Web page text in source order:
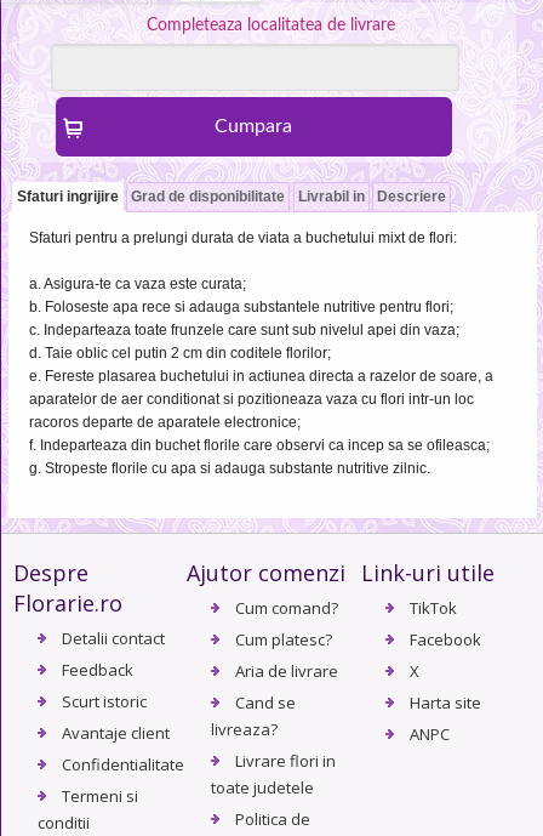
Completeaza localitatea de livrare
Sfaturi ingrijire Grad de disponibilitate Livrabil in Descriere
Sfaturi pentru a prelungi durata de viata a buchetului mixt de flori:
a. Asigura-te ca vaza este curata;
b. Foloseste apa rece si adauga substantele nutritive pentru flori;
c. Indeparteaza toate frunzele care sunt sub nivelul apei din vaza;
d. Taie oblic cel putin 2 cm din coditele florilor;
e. Fereste plasarea buchetului in actiunea directa a razelor de soare, a
aparatelor de aer conditionat si pozitioneaza vaza cu flori intr-un loc
racoros departe de aparatele electronice;
f. Indeparteaza din buchet florile care observi ca incep sa se ofileasca;
g. Stropeste florile cu apa si adauga substante nutritive zilnic.
Despre
Florarie.ro
Detalii contact
Feedback
Scurt istoric
Avantaje client
Confidentialitate
Termeni si
conditii
Ajutor comenzi
Cum comand?
Cum platesc?
Aria de livrare
Cand se
livreaza?
Livrare flori in
toate judetele
Politica de
Link-uri utile
TikTok
Facebook
X
Harta site
ANPC